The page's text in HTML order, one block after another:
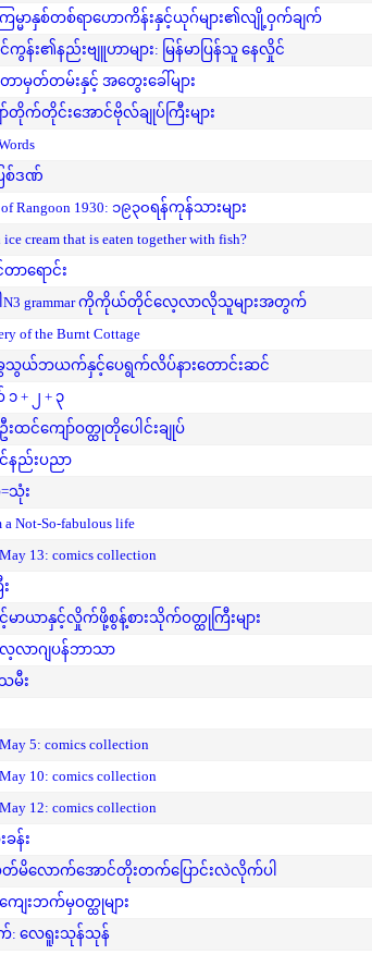
ြမ္မာနှစ်တစ်ရာဟောကိန်းနှင့်ယုဂ်များ၏လျို့ဝှက်ချက်
န်း၏နည်းဗျူဟာများ: မြန်မာပြန်သူ နေလှိုင်
တ်တမ်းနှင့် အတွေးခေါ်များ
ာ်တိုက်တိုင်းအောင်ဗိုလ်ချုပ်ကြီးများ
ြစ်ဒဏ်
of Rangoon 1930: ၁၉၃၀ရန်ကုန်သားများ
ice cream that is eaten together with fish?
တာရောင်း
ါN3 grammar ကိုကိုယ်တိုင်လေ့လာလိုသူများအတွက်
of the Burnt Cottage
ေသွယ်ဘယက်နှင့်ပေရွက်လိပ်နားတောင်းဆင်
+ ၂ + ၃
ထင်ကျော်ဝတ္ထုတိုပေါင်းချုပ်
နည်းပညာ
သုံး
a Not-So-fabulous life
13: comics collection
ာယာနှင့်လှိုက်ဖို့စွန့်စားသိုက်ဝတ္ထုကြီးများ
ာဂျပန်ဘာသာ
မီး
5: comics collection
10: comics collection
12: comics collection
ခန်း
မိလောက်အောင်တိုးတက်ပြောင်းလဲလိုက်ပါ
ေးဘက်မှဝတ္ထုများ
: လေရူးသုန်သုန်